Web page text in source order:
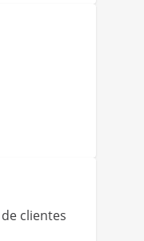
clientes